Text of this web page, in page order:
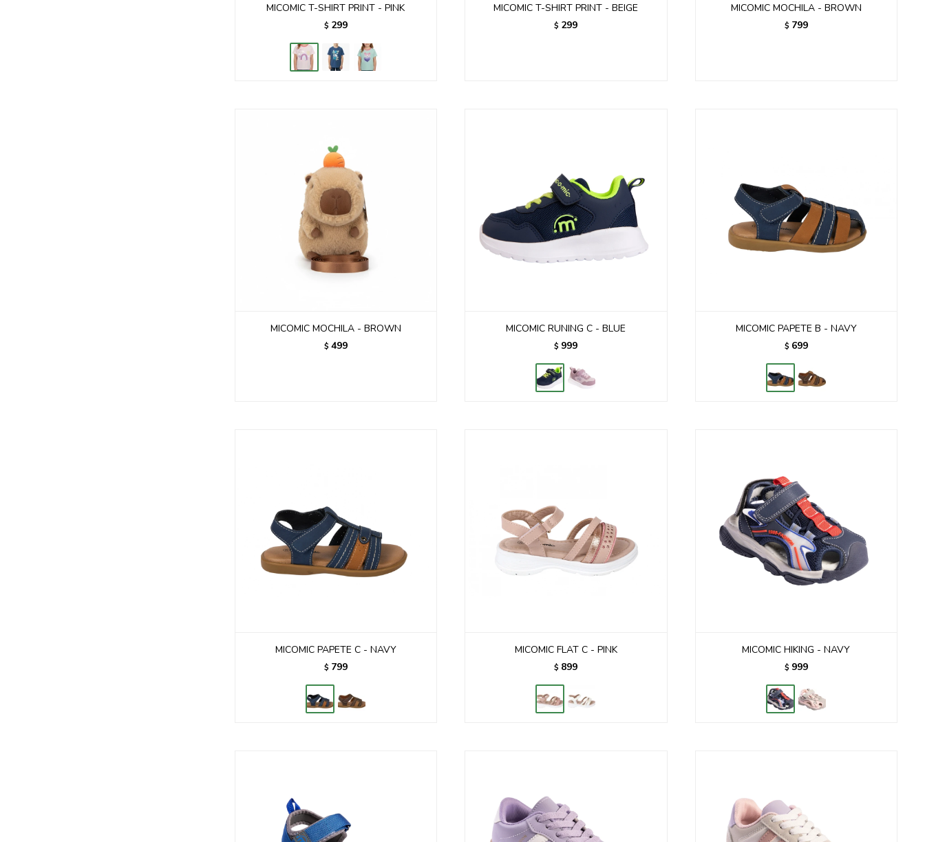
MICOMIC T-SHIRT PRINT - PINK
$ 299
MICOMIC T-SHIRT PRINT - BEIGE
$ 299
MICOMIC MOCHILA - BROWN
$ 799
MICOMIC MOCHILA - BROWN
$ 499
MICOMIC RUNING C - BLUE
$ 999
MICOMIC PAPETE B - NAVY
$ 699
MICOMIC PAPETE C - NAVY
$ 799
MICOMIC FLAT C - PINK
$ 899
MICOMIC HIKING - NAVY
$ 999